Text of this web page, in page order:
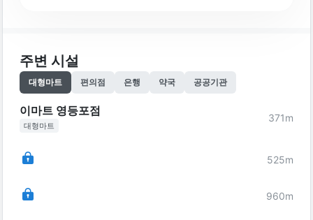
주변 시설
대형마트 편의점 은행 약국 공공기관
이마트 영등포점
대형마트
371m
525m
960m